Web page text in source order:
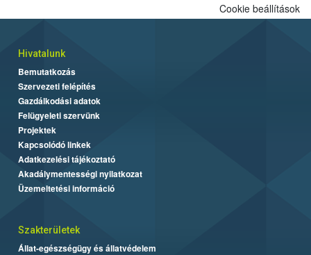
Cookie beállítások
Hivatalunk
Bemutatkozás
Szervezeti felépítés
Gazdálkodási adatok
Felügyeleti szervünk
Projektek
Kapcsolódó linkek
Adatkezelési tájékoztató
Akadálymentességi nyilatkozat
Üzemeltetési információ
Szakterületek
Állat-egészségügy és állatvédelem